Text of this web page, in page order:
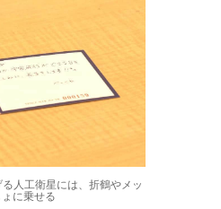
人工衛星には、折鶴やメッ
に乗せる